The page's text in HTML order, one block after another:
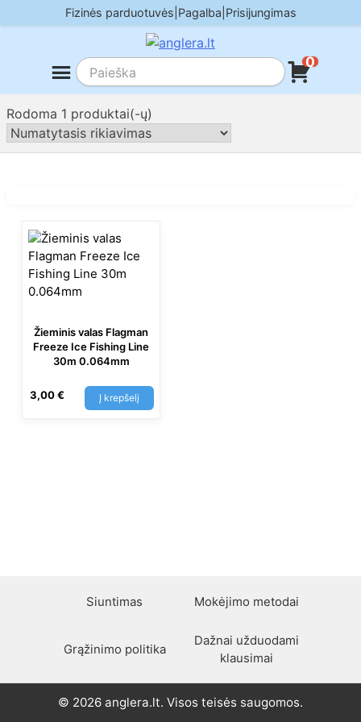
to
Fizinės parduotuvės Pagalba Prisijungimas
0
Rodoma 1 produktai(-ų)
Žieminis valas Flagman
Freeze Ice Fishing Line
30m 0.064mm
3,00€ Į krepšelį
Siuntimas Mokėjimo metodai
Grąžinimo politika
Dažnai užduodami
klausimai
© 2026 anglera.lt. Visos teisės saugomos.